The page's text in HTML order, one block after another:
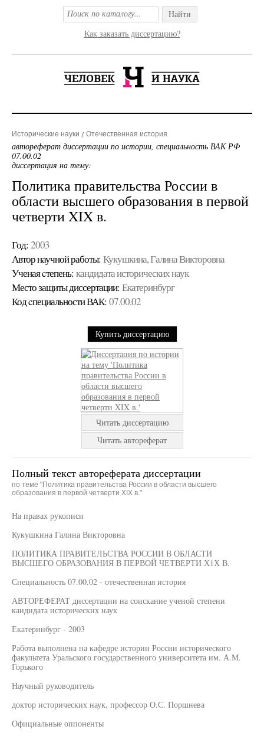
Найти
Как заказать диссертацию?
Исторические науки Отечественная история
автореферат диссертации по истории, специальность ВАК РФ
07.00.02
диссертация на тему:
Политика правительства России в
области высшего образования в первой
четверти XIX в.
Год: 2003
Автор научной работы: Кукушкина, Галина Викторовна
Ученая cтепень: кандидата исторических наук
Место защиты диссертации: Екатеринбург
Код cпециальности ВАК: 07.00.02
Купить диссертацию
Читать диссертацию
Читать автореферат
Полный текст автореферата диссертации
по теме "Политика правительства России в области высшего
образования в первой четверти XIX в."
На правах рукописи
Кукушкина Галина Викторовна
ПОЛИТИКА ПРАВИТЕЛЬСТВА РОССИИ В ОБЛАСТИ
ВЫСШЕГО ОБРАЗОВАНИЯ В ПЕРВОЙ ЧЕТВЕРТИ Х1Х В.
Специальность 07.00.02 - отечественная история
АВТОРЕФЕРАТ диссертации на соискание ученой степени
кандидата исторических наук
Екатеринбург - 2003
Работа выполнена на кафедре истории России исторического
факультета Уральского государственного университета им. А.М.
Горького
Научный руководитель
доктор исторических наук, профессор О.С. Поршнева
Официальные оппоненты